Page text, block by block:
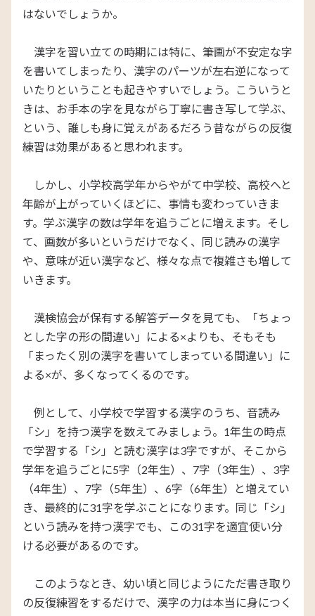
はないでしょうか。
漢字を習い立ての時期には特に、筆画が不安定な字
を書いてしまったり、漢字のパーツが左右逆になって
いたりということも起きやすいでしょう。こういうと
きは、お手本の字を見ながら丁寧に書き写して学ぶ、
という、誰しも身に覚えがあるだろう昔ながらの反復
練習は効果があると思われます。
しかし、小学校高学年からやがて中学校、高校へと
年齢が上がっていくほどに、事情も変わっていきま
す。学ぶ漢字の数は学年を追うごとに増えます。そし
て、画数が多いというだけでなく、同じ読みの漢字
や、意味が近い漢字など、様々な点で複雑さも増して
いきます。
漢検協会が保有する解答データを見ても、「ちょっ
とした字の形の間違い」による×よりも、そもそも
「まったく別の漢字を書いてしまっている間違い」に
よる×が、多くなってくるのです。
例として、小学校で学習する漢字のうち、音読み
「シ」を持つ漢字を数えてみましょう。 1年生の時点
で学習する「シ」と読む漢字は3字ですが、そこから
学年を追うごとに5字（2年生）、 7字（3年生）、 3字
（4年生）、 7字（5年生）、 6字（6年生）と増えてい
き、最終的に31字を学ぶことになります。同じ「シ」
という読みを持つ漢字でも、この31字を適宜使い分
ける必要があるのです。
このようなとき、幼い頃と同じようにただ書き取り
の反復練習をするだけで、漢字の力は本当に身につく